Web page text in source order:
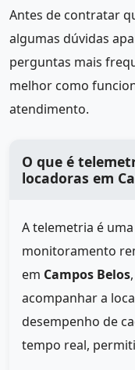
Antes de contratar
algumas dúvidas
perguntas mais
melhor como
atendimento.
O que é
locadoras em
A telemetria é
monitoramento
em Campos Belos
acompanhar a
desempenho de
tempo real,